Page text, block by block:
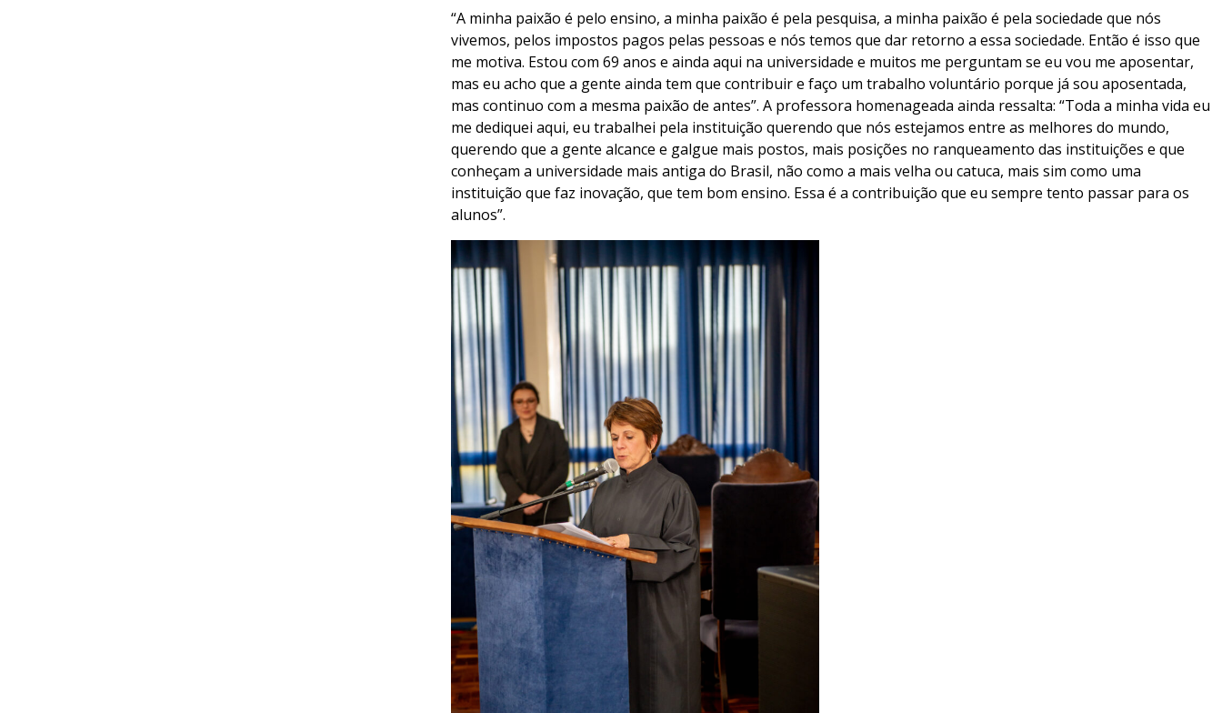
“A minha paixão é pelo ensino, a minha paixão é pela pesquisa, a minha paixão é pela sociedade que nós
vivemos, pelos impostos pagos pelas pessoas e nós temos que dar retorno a essa sociedade. Então é isso que
me motiva. Estou com 69 anos e ainda aqui na universidade e muitos me perguntam se eu vou me aposentar,
mas eu acho que a gente ainda tem que contribuir e faço um trabalho voluntário porque já sou aposentada,
mas continuo com a mesma paixão de antes”. A professora homenageada ainda ressalta: “Toda a minha vida eu
me dediquei aqui, eu trabalhei pela instituição querendo que nós estejamos entre as melhores do mundo,
querendo que a gente alcance e galgue mais postos, mais posições no ranqueamento das instituições e que
conheçam a universidade mais antiga do Brasil, não como a mais velha ou catuca, mais sim como uma
instituição que faz inovação, que tem bom ensino. Essa é a contribuição que eu sempre tento passar para os
alunos”.